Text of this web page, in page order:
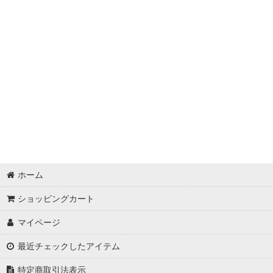
ホーム
ショッピングカート
マイページ
最近チェックしたアイテム
特定商取引法表示